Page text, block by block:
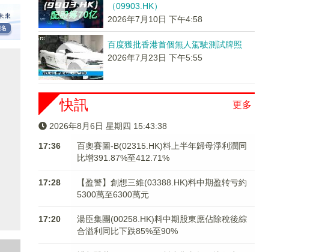
（09903.HK）
2026年7月10日 下午4:58
百度獲批香港首個無人駕駛測試牌照
2026年7月23日 下午5:55
更多
快訊
2026年8月6日 星期四 15:43:38
17:36
百奧賽圖-B(02315.HK)料上半年歸母淨利潤同
比增391.87%至412.71%
17:28
【盈警】創想三維(03388.HK)料中期盈转亏約
5300萬至6300萬元
17:20
湯臣集團(00258.HK)料中期股東應佔除稅後綜
合溢利同比下跌85%至90%